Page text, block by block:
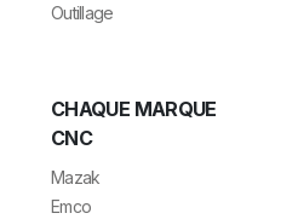
Outillage
CHAQUE MARQUE
CNC
Mazak
Emco